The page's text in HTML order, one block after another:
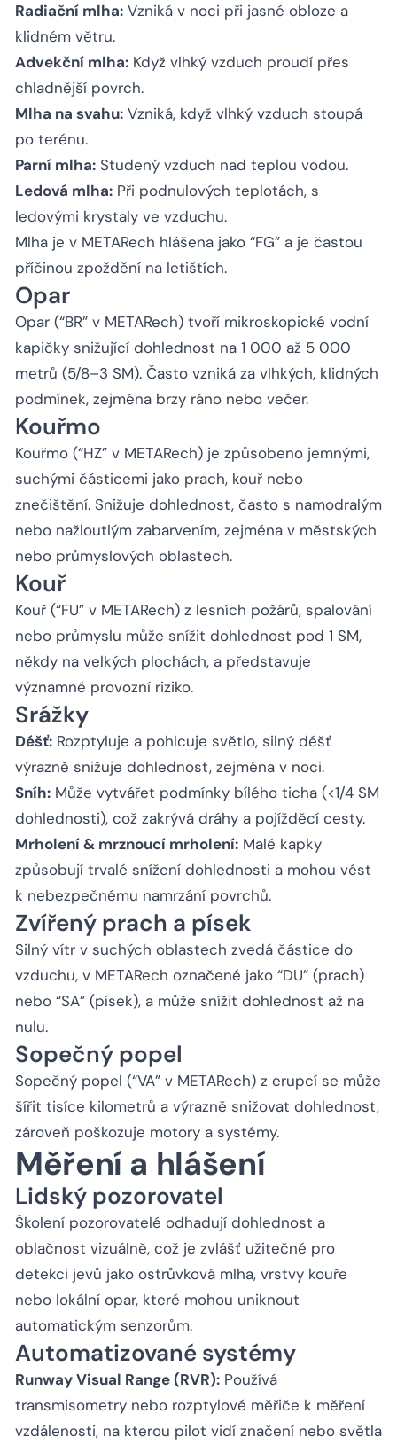
Radiační mlha: Vzniká v noci při jasné obloze a
klidném větru.
Advekční mlha: Když vlhký vzduch proudí přes
chladnější povrch.
Mlha na svahu: Vzniká, když vlhký vzduch stoupá
po terénu.
Parní mlha: Studený vzduch nad teplou vodou.
Ledová mlha: Při podnulových teplotách, s
ledovými krystaly ve vzduchu.
Mlha je v METARech hlášena jako “FG” a je častou
příčinou zpoždění na letištích.
Opar
Opar (“BR” v METARech) tvoří mikroskopické vodní
kapičky snižující dohlednost na 1 000 až 5 000
metrů (5/8–3 SM). Často vzniká za vlhkých, klidných
podmínek, zejména brzy ráno nebo večer.
Kouřmo
Kouřmo (“HZ” v METARech) je způsobeno jemnými,
suchými částicemi jako prach, kouř nebo
znečištění. Snižuje dohlednost, často s namodralým
nebo nažloutlým zabarvením, zejména v městských
nebo průmyslových oblastech.
Kouř
Kouř (“FU” v METARech) z lesních požárů, spalování
nebo průmyslu může snížit dohlednost pod 1 SM,
někdy na velkých plochách, a představuje
významné provozní riziko.
Srážky
Déšť: Rozptyluje a pohlcuje světlo, silný déšť
výrazně snižuje dohlednost, zejména v noci.
Sníh: Může vytvářet podmínky bílého ticha (<1/4 SM
dohlednosti), což zakrývá dráhy a pojížděcí cesty.
Mrholení & mrznoucí mrholení: Malé kapky
způsobují trvalé snížení dohlednosti a mohou vést
k nebezpečnému namrzání povrchů.
Zvířený prach a písek
Silný vítr v suchých oblastech zvedá částice do
vzduchu, v METARech označené jako “DU” (prach)
nebo “SA” (písek), a může snížit dohlednost až na
nulu.
Sopečný popel
Sopečný popel (“VA” v METARech) z erupcí se může
šířit tisíce kilometrů a výrazně snižovat dohlednost,
zároveň poškozuje motory a systémy.
Měření a hlášení
Lidský pozorovatel
Školení pozorovatelé odhadují dohlednost a
oblačnost vizuálně, což je zvlášť užitečné pro
detekci jevů jako ostrůvková mlha, vrstvy kouře
nebo lokální opar, které mohou uniknout
automatickým senzorům.
Automatizované systémy
Runway Visual Range (RVR): Používá
transmisometry nebo rozptylové měřiče k měření
vzdálenosti, na kterou pilot vidí značení nebo světla